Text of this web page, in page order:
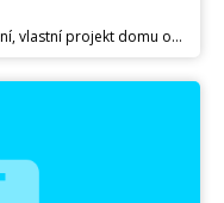
Prodám hotový i včetně razítek a schválení, vlastní projekt domu od architekta a projektanta Petra Miláčka. Jedná se o papírový projekt, ne fyzickou stavbu! Netypizovaný projet obdélníkového tvaru s dvěma výškami střechy a s vnitřním z poloviny otevřeným mezonetovým prostorem. Velká kuchyň oddělená krbem od obývací místnosti s otevřeným stropním prostorem. V 1.patře umístěnou pracovnou a fitness místností+úložný prostor pod střechou. Za zdí obývací místnosti-velký dětský pokoj s možností rozdělení. V druhé polovině přízemí-zádveří hl.vchodu s vest.úložným prostorem, tech.místnost (pro TČ, boiler, prádelnu,atd.) záchod, koupelna, ložnice. Francouzská okna ložnice+obývák. Střešní okna jih. Projektováno pro Itong lambda bez přídavného zateplení ale možno i z cihel. Topení pomocí TČ+podlahové vodní topení. Krb.vložka pro případné přitopení podlahovky nebo užitkové vody. Více informací, vizualizací a plánů rád ukáži při osobní schůzce. Jsem z Mladé Boleslavi. Cena netypizovaného projektu byla 60tis Kč. V případě zájmu, jsem ochoten jednat o konečné ceně cca 15tis Kč.